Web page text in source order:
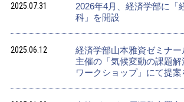
2025.07.31
2026年4月、経済学部に「
科」を開設
2025.06.12
経済学部山本雅資ゼミナ
主催の「気候変動の課題
ワークショップ」にて提案